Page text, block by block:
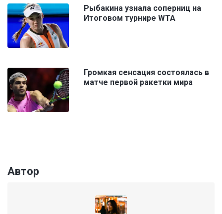
Рыбакина узнала соперниц на
Итоговом турнире WTA
Громкая сенсация состоялась в
матче первой ракетки мира
Автор